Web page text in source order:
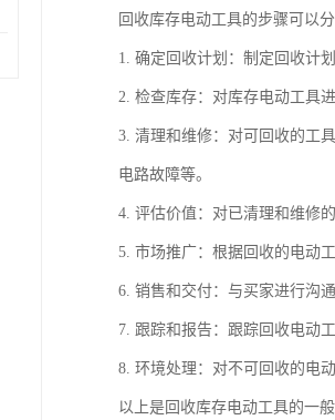
回收库存电动工具的步骤可以
1. 确定回收计划：制定回收计
2. 检查库存：对库存电动工具
3. 清理和维修：对可回收的工
电路故障等。
4. 评估价值：对已清理和维修
5. 市场推广：根据回收的电动
6. 销售和交付：与买家进行沟
7. 跟踪和报告：跟踪回收电动
8. 环境处理：对不可回收的电
以上是回收库存电动工具的一